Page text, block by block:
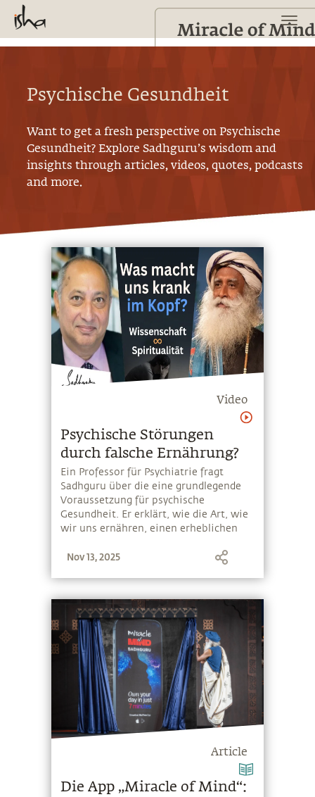
Psychische Gesundheit
Want to get a fresh perspective onPsychische
Gesundheit? Explore Sadhguru’s wisdom and
insights through articles, videos, quotes, podcasts
and more.
Video
Psychische Störungen
durch falsche Ernährung?
Ein Professor für Psychiatrie fragt
Sadhguru über die eine grundlegende
Voraussetzung für psychische
Gesundheit. Er erklärt, wie die Art, wie
wir uns ernähren, einen erheblichen
Fähigkeiten hat
Nov 13, 2025
Article
Die App „Miracle of Mind“: